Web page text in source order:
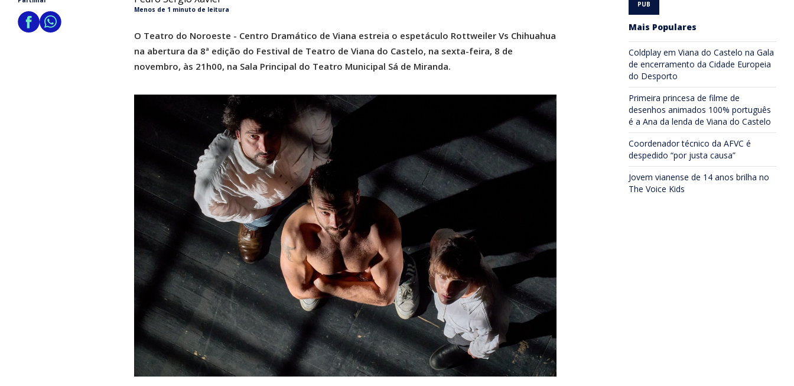
Menos de 1 minuto de leitura
O Teatro do Noroeste - Centro Dramático de Viana estreia o espetáculo Rottweiler Vs Chihuahua
na abertura da 8ª edição do Festival de Teatro de Viana do Castelo, na sexta-feira, 8 de
novembro, às 21h00, na Sala Principal do Teatro Municipal Sá de Miranda.
Mais Populares
Coldplay em Viana do Castelo na Gala
de encerramento da Cidade Europeia
do Desporto
Primeira princesa de filme de
desenhos animados 100% português
é a Ana da lenda de Viana do Castelo
Coordenador técnico da AFVC é
despedido “por justa causa”
Jovem vianense de 14 anos brilha no
The Voice Kids